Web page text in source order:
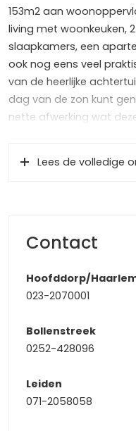
153m2 aan
living met woonkeuken,
slaapkamers, een
ook nog eens veel
van de heerlijke
dag van de zon kunt
nette afwerking wat
Zien wij u ook voor een
woonwijk. Zo kunt u
u voor al uw dagelijkse
variëteit aan winkels en
sportaccommodaties,
te bereiken. Met
Haarlem en
De entree
Lees de volledige
Contact
Hoofddorp/
023-2070001
Bollenstreek
0252-428096
Leiden
071-2058058